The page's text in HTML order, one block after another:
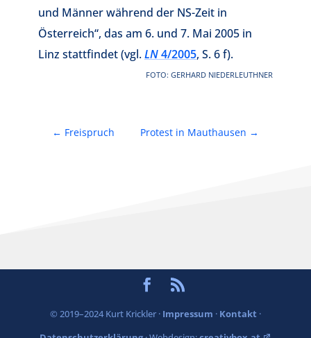
und Männer während der NS-Zeit in
Österreich“, das am 6. und 7. Mai 2005 in
Linz stattfindet (vgl.LN4/2005, S. 6 f).
FOTO: GERHARD NIEDERLEUTHNER
← Freispruch Protest in Mauthausen →
© 2019–2024 Kurt Krickler · Impressum · Kontakt ·